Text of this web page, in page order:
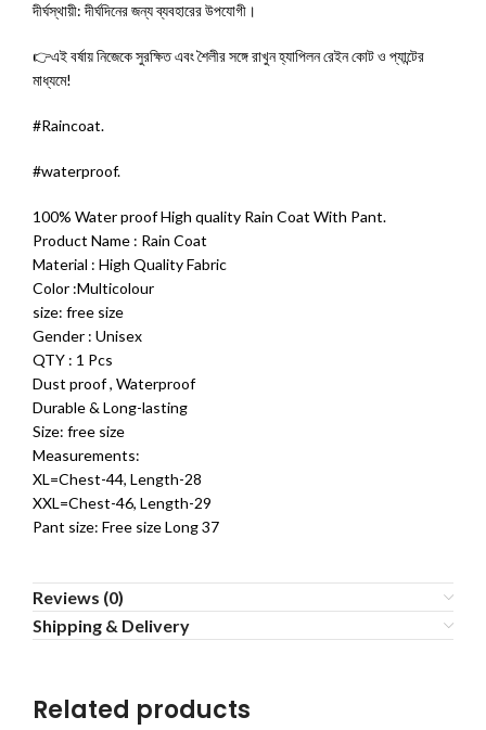
দীর্ঘস্থায়ী: দীর্ঘদিনের জন্য ব্যবহারের উপযোগী।
👉এই বর্ষায় নিজেকে সুরক্ষিত এবং শৈলীর সঙ্গে রাখুন হ্যাপিলন রেইন কোট ও প্যান্টের
মাধ্যমে!
#Raincoat.
#waterproof.
100% Water proof High quality Rain Coat With Pant.
Product Name : Rain Coat
Material : High Quality Fabric
Color :Multicolour
size: free size
Gender : Unisex
QTY : 1 Pcs
Dust proof , Waterproof
Durable & Long-lasting
Size: free size
Measurements:
XL=Chest-44, Length-28
XXL=Chest-46, Length-29
Pant size: Free size Long 37
Reviews (0)
Shipping & Delivery
Related products